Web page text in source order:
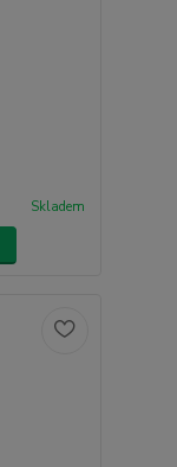
Skladem